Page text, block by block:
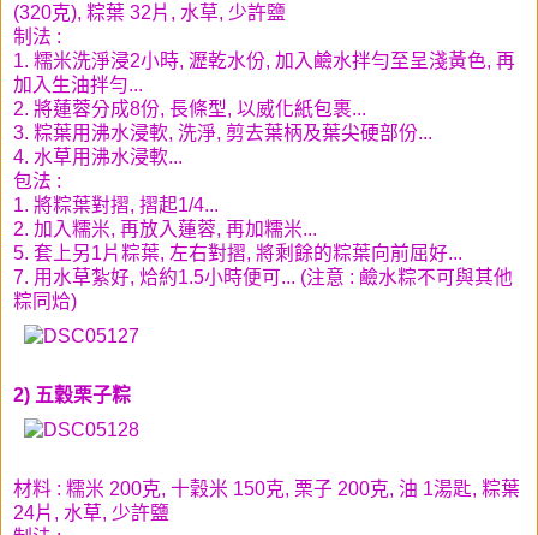
(320克), 粽葉 32片, 水草, 少許鹽
制法 :
1. 糯米洗淨浸2小時, 瀝乾水份, 加入鹼水拌勻至呈淺黃色, 再
加入生油拌勻...
2. 將蓮蓉分成8份, 長條型, 以威化紙包裹...
3. 粽葉用沸水浸軟, 洗淨, 剪去葉柄及葉尖硬部份...
4. 水草用沸水浸軟...
包法 :
1. 將粽葉對摺, 摺起1/4...
2. 加入糯米, 再放入蓮蓉, 再加糯米...
5. 套上另1片粽葉, 左右對摺, 將剩餘的粽葉向前屈好...
7. 用水草紮好, 烚約1.5小時便可... (注意 : 鹼水粽不可與其他
粽同烚)
2) 五穀栗子粽
材料 : 糯米 200克, 十穀米 150克, 栗子 200克, 油 1湯匙, 粽葉
24片, 水草, 少許鹽